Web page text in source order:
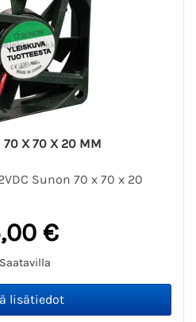
70 X 70 X 20 MM
Sunon 70 x 70 x 20
€